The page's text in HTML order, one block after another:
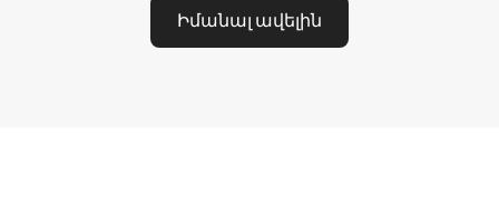
Իմանալ ավելին